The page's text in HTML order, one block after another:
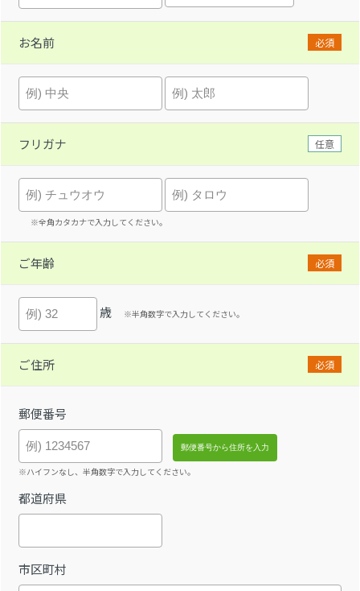
お名前 必須
フリガナ 任意
※全角カタカナで入力してください。
ご年齢 必須
歳 ※半角数字で入力してください。
ご住所 必須
郵便番号
※ハイフンなし、半角数字で入力してください。
都道府県
市区町村